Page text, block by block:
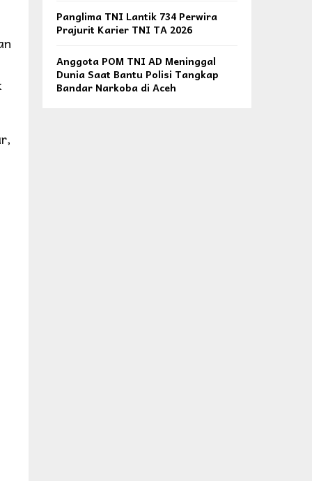
Panglima TNI Lantik 734 Perwira
Prajurit Karier TNI TA 2026
Anggota POM TNI AD Meninggal
Dunia Saat Bantu Polisi Tangkap
Bandar Narkoba di Aceh